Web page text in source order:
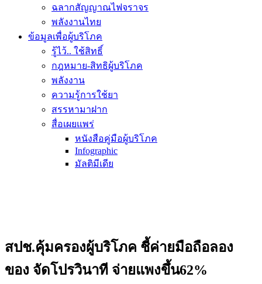
ฉลากสัญญาณไฟจราจร
พลังงานไทย
ข้อมูลเพื่อผู้บริโภค
รู้ไว้.. ใช้สิทธิ์
กฎหมาย-สิทธิผู้บริโภค
พลังงาน
ความรู้การใช้ยา
สรรหามาฝาก
สื่อเผยแพร่
หนังสือคู่มือผู้บริโภค
Infographic
มัลติมีเดีย
สปช.คุ้มครองผู้บริโภค ชี้ค่ายมือถือลอง
ของ จัดโปรวินาที จ่ายแพงขึ้น62%